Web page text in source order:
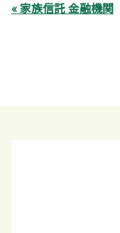
« 家族信託 金融機関